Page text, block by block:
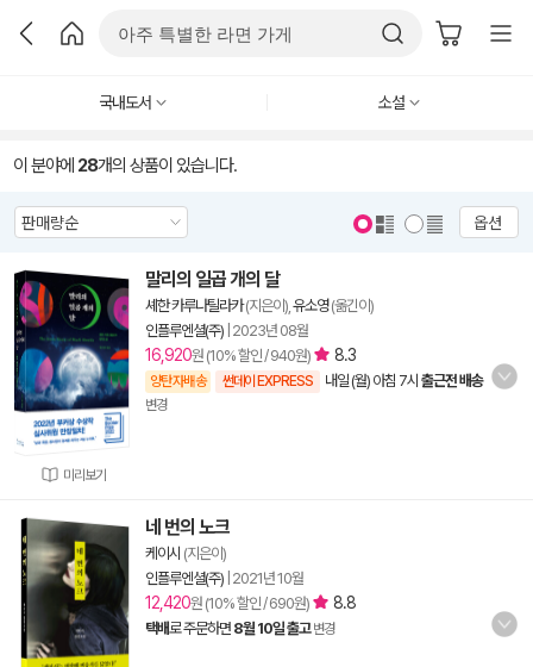
국내도서 소설
이 분야에 28개의 상품이 있습니다.
옵션
미리보기
말리의 일곱 개의 달
셰한 카루나틸라카(지은이), 유소영(옮긴이)
인플루엔셜(주) 2023년 08월
16,920원 (10% 할인 / 940원) 8.3
양탄자배송 썬데이 EXPRESS 내일 (월) 아침 7시 출근전 배송
변경
네 번의 노크
케이시 (지은이)
인플루엔셜(주) 2021년 10월
12,420원 (10% 할인 / 690원) 8.8
택배로 주문하면 8월 10일 출고 변경